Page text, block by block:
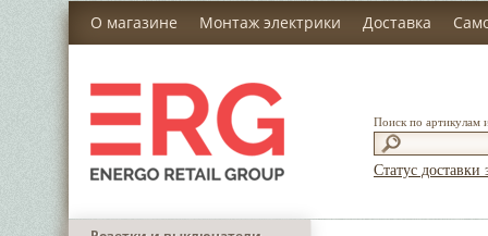
О магазине Монтаж электрики Доставка
Поиск по артикулам
Статус доставки